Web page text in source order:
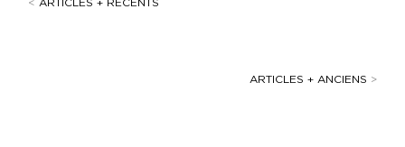
< ARTICLES + RECENTS
ARTICLES + ANCIENS >